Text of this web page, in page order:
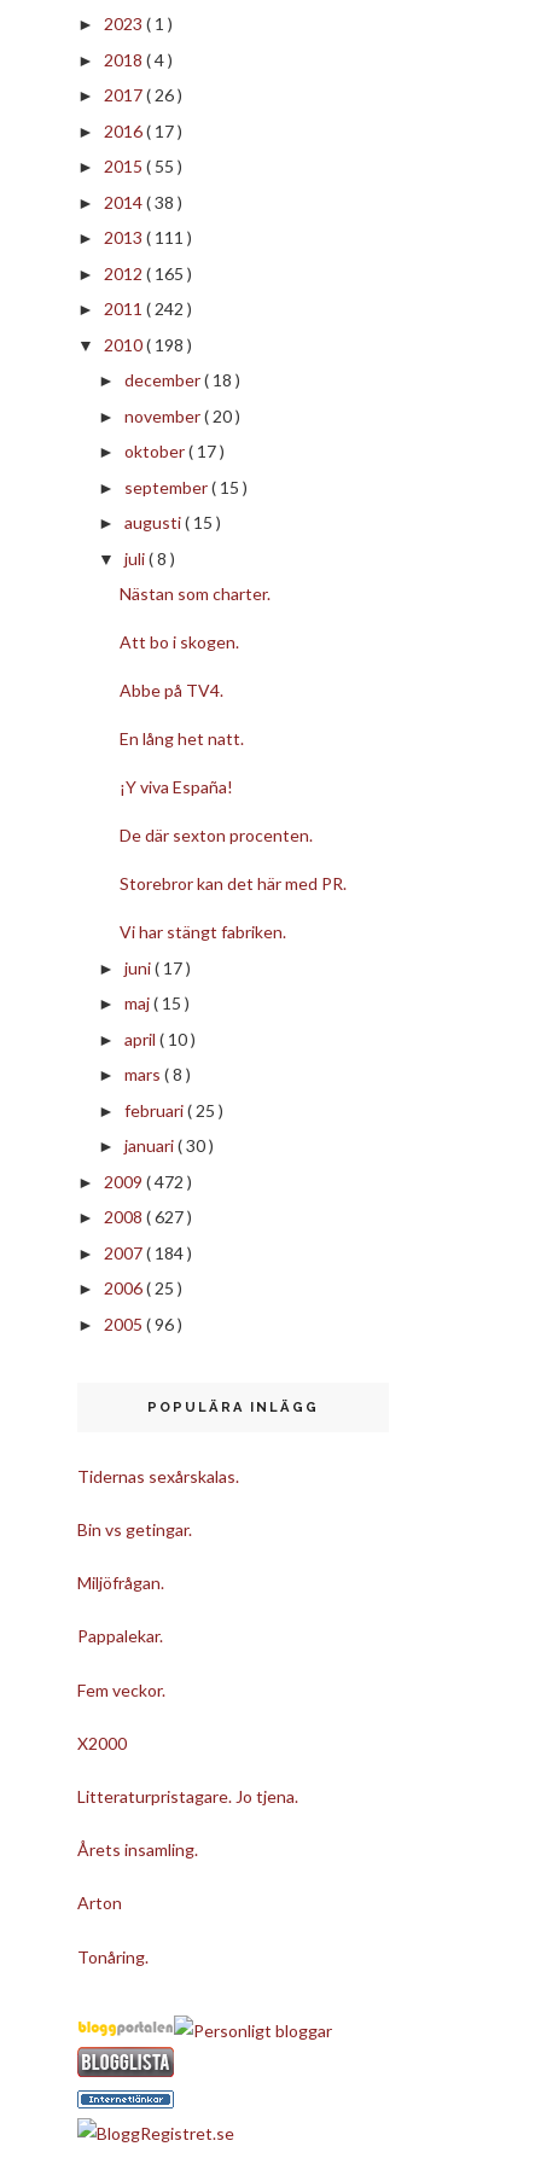
► 2023 ( 1 )
► 2018 ( 4 )
► 2017( 26 )
► 2016( 17 )
► 2015 ( 55 )
► 2014( 38 )
► 2013 ( 111 )
► 2012 ( 165 )
► 2011 ( 242 )
▼ 2010( 198 )
► december( 18 )
► november( 20 )
► oktober( 17 )
► september( 15 )
► augusti( 15 )
▼ juli( 8 )
Nästan som charter.
Att bo i skogen.
Abbe på TV4.
En lång het natt.
¡Y viva España!
De där sexton procenten.
Storebror kan det här med PR.
Vi har stängt fabriken.
► juni( 17 )
► maj( 15 )
► april ( 10 )
► mars ( 8 )
► februari( 25 )
► januari( 30 )
► 2009 ( 472 )
► 2008 ( 627 )
► 2007( 184 )
► 2006( 25 )
► 2005 ( 96 )
POPULÄRA INLÄGG
Tidernas sexårskalas.
Bin vs getingar.
Miljöfrågan.
Pappalekar.
Fem veckor.
X2000
Litteraturpristagare. Jo tjena.
Årets insamling.
Arton
Tonåring.